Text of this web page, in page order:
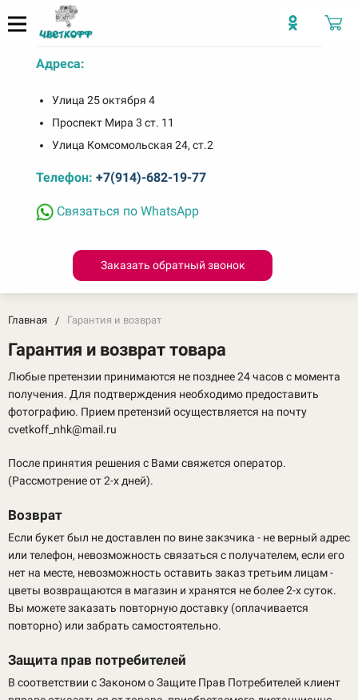
Адреса:
Улица 25 октября 4
Проспект Мира 3 ст. 11
Улица Комсомольская 24, ст.2
Телефон: +7(914)-682-19-77
Связаться по WhatsApp
Заказать обратный звонок
Главная Гарантия и возврат
Гарантия и возврат товара
Любые претензии принимаются не позднее 24 часов с момента
получения. Для подтверждения необходимо предоставить
фотографию. Прием претензий осуществляется на почту
cvetkoff_nhk@mail.ru
После принятия решения с Вами свяжется оператор.
(Рассмотрение от 2-х дней).
Возврат
Если букет был не доставлен по вине закзчика - не верный адрес
или телефон, невозможность связаться с получателем, если его
нет на месте, невозможность оставить заказ третьим лицам -
цветы возвращаются в магазин и хранятся не более 2-х суток.
Вы можете заказать повторную доставку (оплачивается
повторно) или забрать самостоятельно.
Защита прав потребителей
В соответствии с Законом о Защите Прав Потребителей клиент